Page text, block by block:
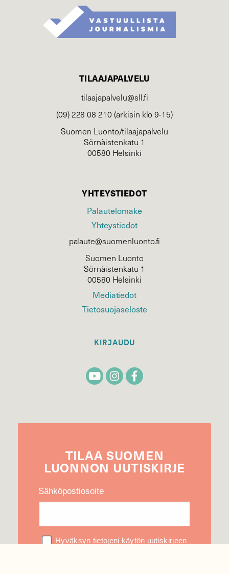
TILAAJAPALVELU
tilaajapalvelu@sll.fi
(09) 228 08 210 (arkisin klo 9-15)
Suomen Luonto/tilaajapalvelu
Sörnäistenkatu 1
00580 Helsinki
YHTEYSTIEDOT
Palautelomake
Yhteystiedot
palaute@suomenluonto.fi
Suomen Luonto
Sörnäistenkatu 1
00580 Helsinki
Mediatiedot
Tietosuojaseloste
KIRJAUDU
TILAA SUOMEN
LUONNON UUTIS­KIRJE
Sähköpostiosoite
Hyväksyn tietojeni käytön uutiskirjeen